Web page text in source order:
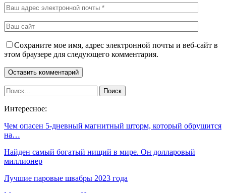
Сохраните мое имя, адрес электронной почты и веб-сайт в
этом браузере для следующего комментария.
Интересное:
Чем опасен 5-дневный магнитный шторм, который обрушится
на…
Найден самый богатый нищий в мире. Он долларовый
миллионер
Лучшие паровые швабры 2023 года